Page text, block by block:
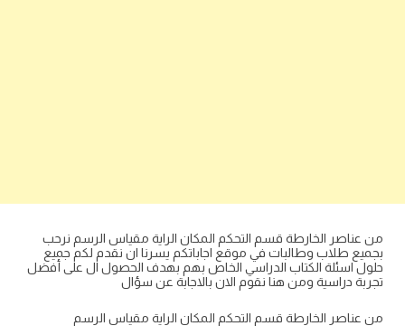
من عناصر الخارطة قسم التحكم المكان الراية مقياس الرسم نرحب
بجميع طلاب وطالبات في موقع اجاباتكم يسرنا ان نقدم لكم جميع
حلول اسئلة الكتاب الدراسي الخاص بهم بهدف الحصول ال على أفضل
تجربة دراسية ومن هنا نقوم الان بالاجابة عن سؤال
من عناصر الخارطة قسم التحكم المكان الراية مقياس الرسم